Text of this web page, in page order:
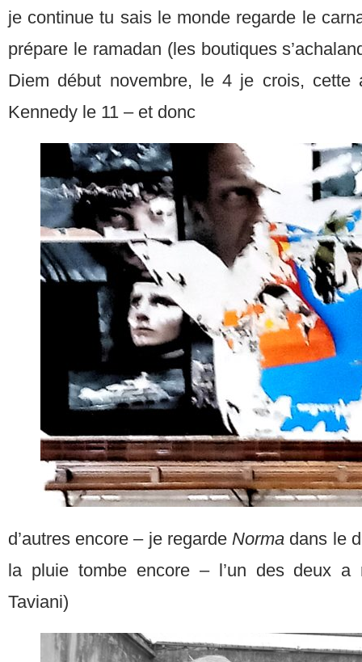
je continue tu sais le monde regarde le
prépare le ramadan (les boutiques
Diem début novembre, le 4 je crois, cette
Kennedy le 11 – et donc
d’autres encore – je regarde Norma dans le
la pluie tombe encore – l’un des deux a
Taviani)